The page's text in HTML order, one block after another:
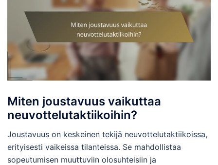
Miten joustavuus vaikuttaa
neuvottelutaktiikoihin?
Joustavuus on keskeinen tekijä neuvottelutaktiikoissa,
erityisesti vaikeissa tilanteissa. Se mahdollistaa
sopeutumisen muuttuviin olosuhteisiin ja